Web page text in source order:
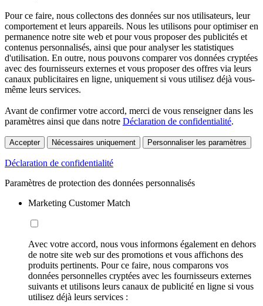
Pour ce faire, nous collectons des données sur nos utilisateurs, leur
comportement et leurs appareils. Nous les utilisons pour optimiser en
permanence notre site web et pour vous proposer des publicités et
contenus personnalisés, ainsi que pour analyser les statistiques
d'utilisation. En outre, nous pouvons comparer vos données cryptées
avec des fournisseurs externes et vous proposer des offres via leurs
canaux publicitaires en ligne, uniquement si vous utilisez déjà vous-
même leurs services.
Avant de confirmer votre accord, merci de vous renseigner dans les
paramètres ainsi que dans notre Déclaration de confidentialité.
Accepter Nécessaires uniquement Personnaliser les paramètres
Déclaration de confidentialité
Paramètres de protection des données personnalisés
Marketing Customer Match
Avec votre accord, nous vous informons également en dehors
de notre site web sur des promotions et vous affichons des
produits pertinents. Pour ce faire, nous comparons vos
données personnelles cryptées avec les fournisseurs externes
suivants et utilisons leurs canaux de publicité en ligne si vous
utilisez déjà leurs services :